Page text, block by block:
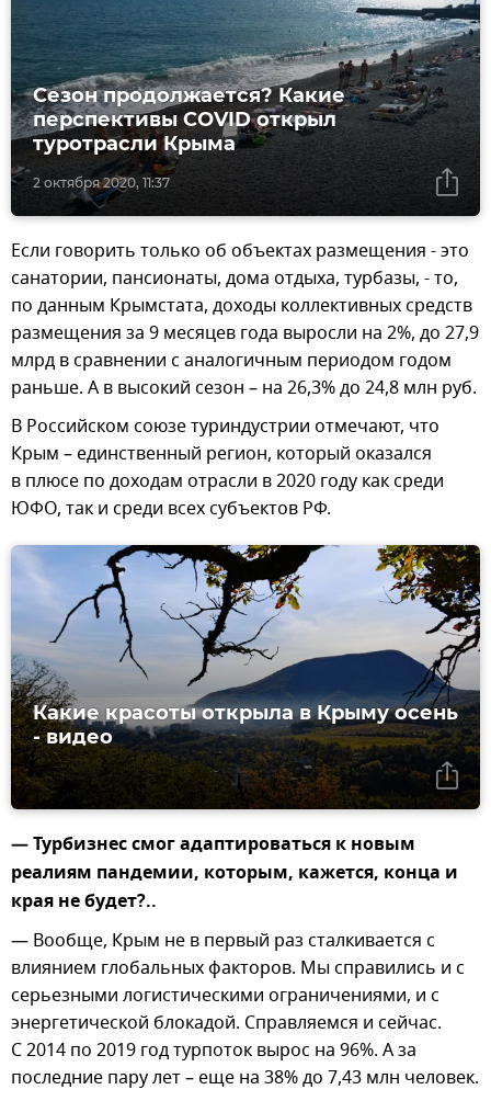
2 октября 2020, 11:37
Сезон продолжается? Какие
перспективы COVID открыл
туротрасли Крыма
Если говорить только об объектах размещения - это
санатории, пансионаты, дома отдыха, турбазы, - то,
по данным Крымстата, доходы коллективных средств
размещения за 9 месяцев года выросли на 2%, до 27,9
млрд в сравнении с аналогичным периодом годом
раньше. А в высокий сезон – на 26,3% до 24,8 млн руб.
В Российском союзе туриндустрии отмечают, что
Крым – единственный регион, который оказался
в плюсе по доходам отрасли в 2020 году как среди
ЮФО, так и среди всех субъектов РФ.
Какие красоты открыла в Крыму осень
- видео
— Турбизнес смог адаптироваться к новым
реалиям пандемии, которым, кажется, конца и
края не будет?..
— Вообще, Крым не в первый раз сталкивается с
влиянием глобальных факторов. Мы справились и с
серьезными логистическими ограничениями, и с
энергетической блокадой. Справляемся и сейчас.
С 2014 по 2019 год турпоток вырос на 96%. А за
последние пару лет – еще на 38% до 7,43 млн человек.